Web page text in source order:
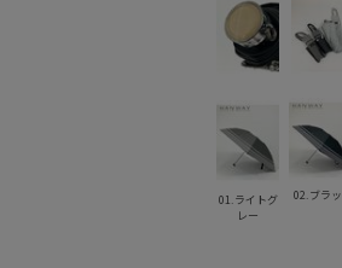
01.ライトグ
レー
02.ブラ